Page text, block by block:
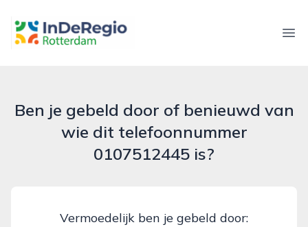
inderegiorotterdam.nl
Ben je gebeld door of benieuwd van
wie dit telefoonnummer
0107512445 is?
Vermoedelijk ben je gebeld door: